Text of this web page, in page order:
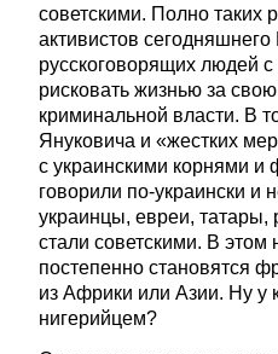
советскими. Полно таких
активистов
русскоговорящих людей
рисковать жизнью за
криминальной власти. В
Януковича и «жестких
с украинскими корнями и
говорили по-украински и
украинцы, евреи,
стали советскими. В этом
постепенно становятся
из Африки или Азии. Ну у
нигерийцем?